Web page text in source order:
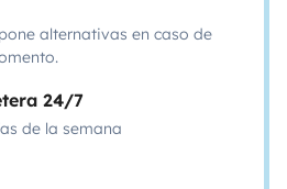
alternativas en caso de
24/7
de la semana